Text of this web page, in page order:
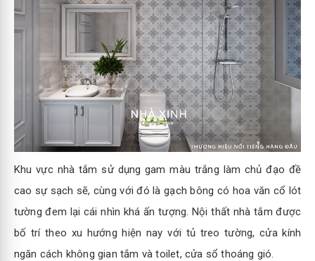
Khu vực nhà tắm sử dụng gam màu trắng làm chủ đạo đề
cao sự sạch sẽ, cùng với đó là gạch bông có hoa văn cổ lót
tường đem lại cái nhìn khá ấn tượng. Nội thất nhà tắm được
bố trí theo xu hướng hiện nay với tủ treo tường, cửa kính
ngăn cách không gian tắm và toilet, cửa sổ thoáng gió.